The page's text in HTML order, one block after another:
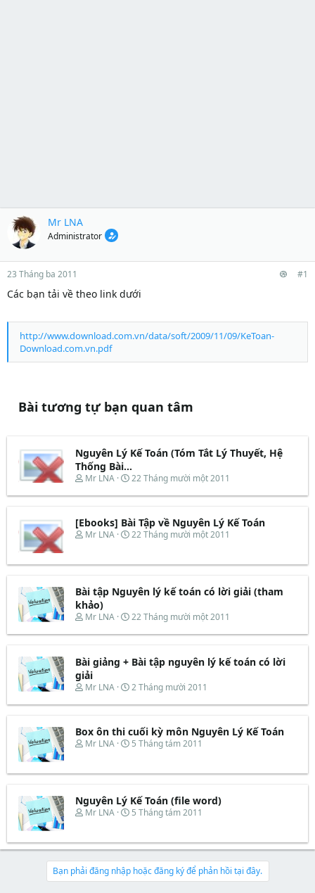
Mr LNA
Administrator
23 Tháng ba 2011 #1
Các bạn tải về theo link dưới
http://www.download.com.vn/data/soft/2009/11/09/KeToan-
Download.com.vn.pdf
Bài tương tự bạn quan tâm
Nguyên Lý Kế Toán (Tóm Tắt Lý Thuyết, Hệ
Thống Bài...
T
r
a
d
a
t
e
r
Mr LNA
N
à
b
ắ
ầ
22 Tháng mười một 2011
[Ebooks] Bài Tập về Nguyên Lý Kế Toán
T
e
d
s
t
a
r
e
r
Mr LNA
N
y
ắ
t
đ
ầ
u
22 Tháng mười một 2011
Bài tập Nguyên lý kế toán có lời giải (tham
khảo)
T
r
a
d
s
a
t
e
Mr LNA
N
à
b
t
ầ
22 Tháng mười một 2011
Bài giảng + Bài tập nguyên lý kế toán có lời
giải
T
r
a
d
a
t
e
Mr LNA
N
à
b
ắ
ầ
2 Tháng mười 2011
Box ôn thi cuối kỳ môn Nguyên Lý Kế Toán
T
e
d
s
r
e
r
Mr LNA
N
y
ắ
t
u
5 Tháng tám 2011
Nguyên Lý Kế Toán (file word)
T
e
d
s
Mr LNA
N
y
ắ
t
5 Tháng tám 2011
Bạn phải đăng nhập hoặc đăng ký để phản hồi tại đây.